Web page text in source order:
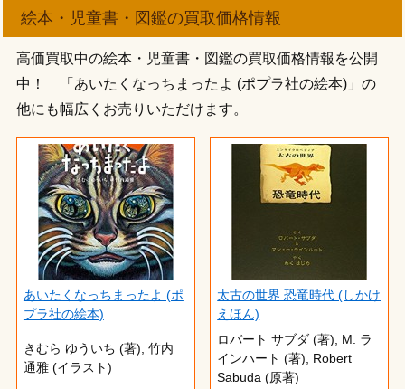
絵本・児童書・図鑑の買取価格情報
高価買取中の絵本・児童書・図鑑の買取価格情報を公開
中！ 「あいたくなっちまったよ (ポプラ社の絵本)」の
他にも幅広くお売りいただけます。
あいたくなっちまったよ (ポ
プラ社の絵本)
きむら ゆういち (著),‎ 竹内
通雅 (イラスト)
太古の世界 恐竜時代 (しかけ
えほん)
ロバート サブダ (著),‎ M. ラ
インハート (著),‎ Robert
Sabuda (原著)